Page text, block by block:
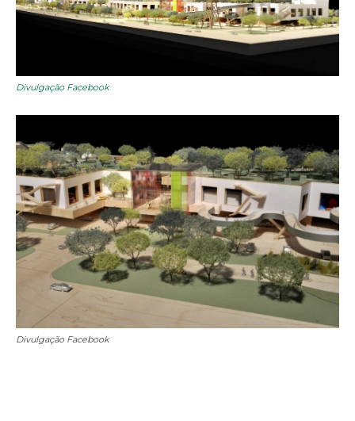
Divulgação Facebook
Divulgação Facebook